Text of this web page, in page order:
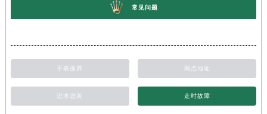
常见问题
手表保养 网点地址
进水进灰 走时故障